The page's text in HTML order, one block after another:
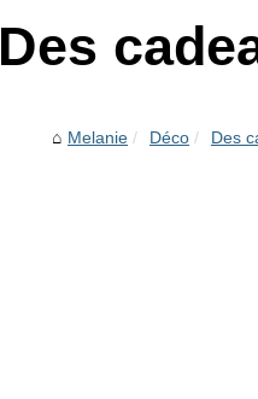
Des
Melanie Déco Des